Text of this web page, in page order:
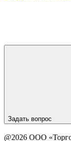
Задать вопрос
@2026 ООО